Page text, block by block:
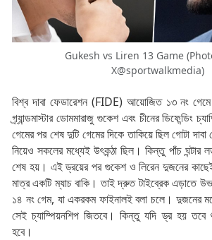
Gukesh vs Liren 13 Game
X@sportwalkmedia)
বিশ্ব দাবা ফেডারেশন (FIDE) আয়োজিত ১৩ নং গেমে
গ্র্যান্ডমাস্টার ডোমমারাজু গুকেশ এবং চীনের ডিফেন্ডিং
গেমের পর শেষ দুটি গেমের দিকে তাকিয়ে ছিল গোটা
নিয়েও সকলের মধ্যেই উৎকন্ঠা ছিল। কিন্তু পাঁচ ঘন্টার
শেষ হয়। এই ড্রয়ের পর গুকেশ ও লিরেন দুজনের
মাত্র একটি ম্যাচ বাকি। তাই দ্রুত টাইব্রেক এড়াতে
১৪ নং গেম, যা একরকম ফাইনালই বলা চলে। দুজনের
সেই চ্যাম্পিয়নশিপ জিতবে। কিন্তু যদি ড্র হয় তবে
হবে।